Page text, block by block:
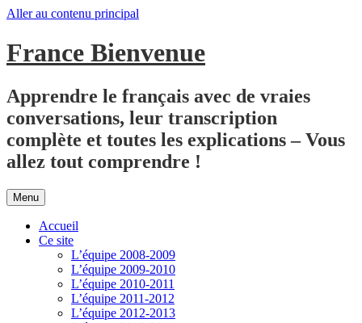
Aller au contenu principal
France Bienvenue
Apprendre le français avec de vraies
conversations, leur transcription
complète et toutes les explications – Vous
allez tout comprendre !
Menu
Accueil
Ce site
L’équipe 2008-2009
L’équipe 2009-2010
L’équipe 2010-2011
L’équipe 2011-2012
L’équipe 2012-2013